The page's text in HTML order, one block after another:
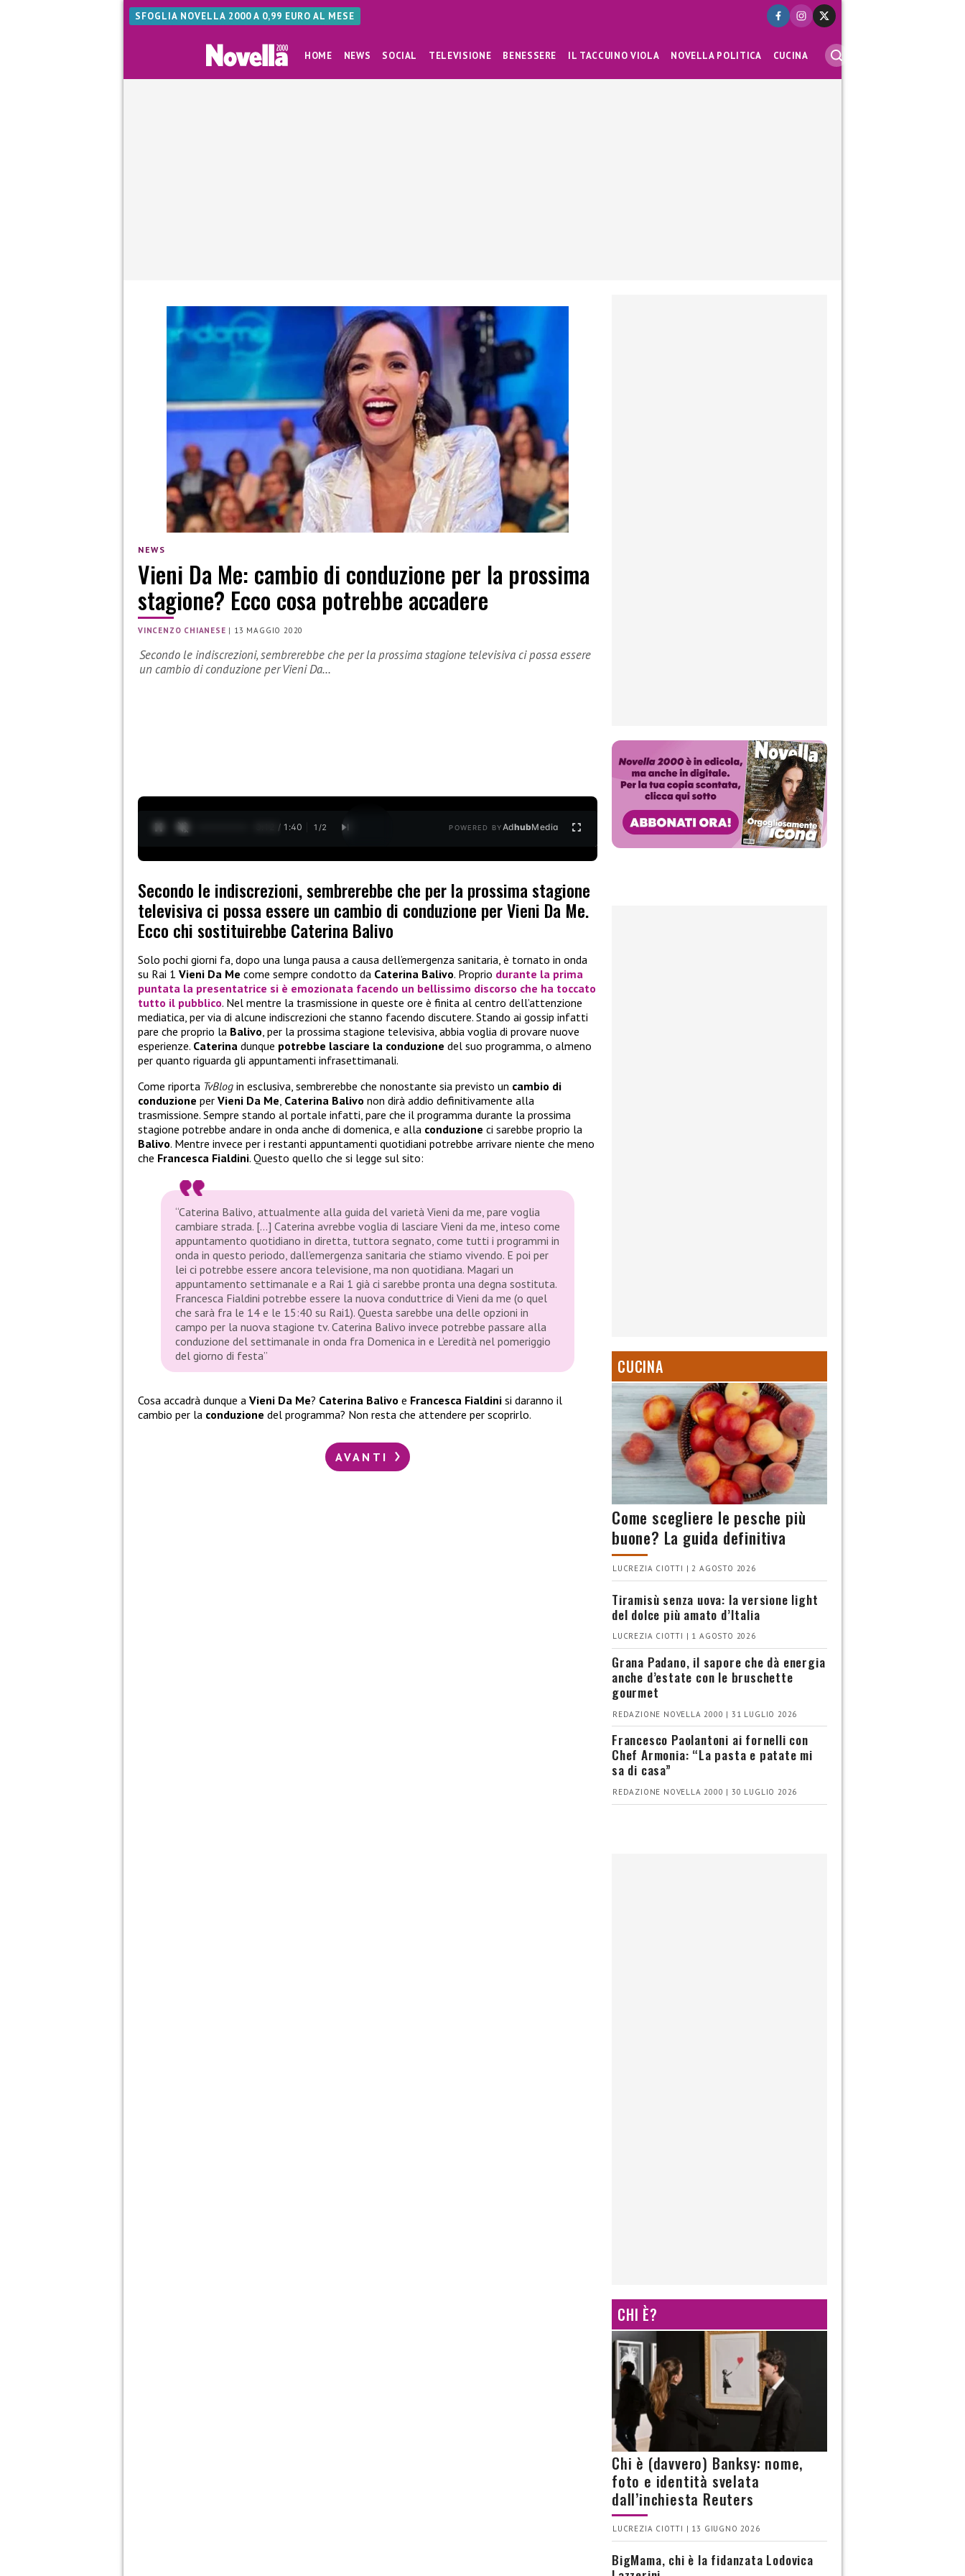
SFOGLIA NOVELLA 2000 A 0,99 EURO AL MESE
HOME NEWS SOCIAL TELEVISIONE BENESSERE IL TACCUINO VIOLA NOVELLA POLITICA CUCINA
NEWS
Vieni Da Me: cambio di conduzione per la prossima
stagione? Ecco cosa potrebbe accadere
VINCENZO CHIANESE | 13 MAGGIO 2020
Secondo le indiscrezioni, sembrerebbe che per la prossima stagione televisiva ci possa essere
un cambio di conduzione per Vieni Da…
0:13 / 1:40 1 /2 POWERED BYAdhubMedia
Secondo le indiscrezioni, sembrerebbe che per la prossima stagione
televisiva ci possa essere un cambio di conduzione per Vieni Da Me.
Ecco chi sostituirebbe Caterina Balivo
Solo pochi giorni fa, dopo una lunga pausa a causa dell’emergenza sanitaria, è tornato in onda
su Rai 1 Vieni Da Me come sempre condotto da Caterina Balivo. Proprio durante la prima
puntata la presentatrice si è emozionata facendo un bellissimo discorso che ha toccato
tutto il pubblico. Nel mentre la trasmissione in queste ore è finita al centro dell’attenzione
mediatica, per via di alcune indiscrezioni che stanno facendo discutere. Stando ai gossip infatti
pare che proprio la Balivo, per la prossima stagione televisiva, abbia voglia di provare nuove
esperienze. Caterina dunque potrebbe lasciare la conduzione del suo programma, o almeno
per quanto riguarda gli appuntamenti infrasettimanali.
Come riporta TvBlog in esclusiva, sembrerebbe che nonostante sia previsto un cambio di
conduzione per Vieni Da Me, Caterina Balivo non dirà addio definitivamente alla
trasmissione. Sempre stando al portale infatti, pare che il programma durante la prossima
stagione potrebbe andare in onda anche di domenica, e alla conduzione ci sarebbe proprio la
Balivo. Mentre invece per i restanti appuntamenti quotidiani potrebbe arrivare niente che meno
che Francesca Fialdini. Questo quello che si legge sul sito:
“Caterina Balivo, attualmente alla guida del varietà Vieni da me, pare voglia
cambiare strada. […] Caterina avrebbe voglia di lasciare Vieni da me, inteso come
appuntamento quotidiano in diretta, tuttora segnato, come tutti i programmi in
onda in questo periodo, dall’emergenza sanitaria che stiamo vivendo. E poi per
lei ci potrebbe essere ancora televisione, ma non quotidiana. Magari un
appuntamento settimanale e a Rai 1 già ci sarebbe pronta una degna sostituta.
Francesca Fialdini potrebbe essere la nuova conduttrice di Vieni da me (o quel
che sarà fra le 14 e le 15:40 su Rai1). Questa sarebbe una delle opzioni in
campo per la nuova stagione tv. Caterina Balivo invece potrebbe passare alla
conduzione del settimanale in onda fra Domenica in e L’eredità nel pomeriggio
del giorno di festa”
Cosa accadrà dunque a Vieni Da Me? Caterina Balivo e Francesca Fialdini si daranno il
cambio per la conduzione del programma? Non resta che attendere per scoprirlo.
AVANTI
CUCINA
Come scegliere le pesche più
buone? La guida definitiva
LUCREZIA CIOTTI | 2 AGOSTO 2026
Tiramisù senza uova: la versione light
del dolce più amato d’Italia
LUCREZIA CIOTTI | 1 AGOSTO 2026
Grana Padano, il sapore che dà energia
anche d’estate con le bruschette
gourmet
REDAZIONE NOVELLA 2000 | 31 LUGLIO 2026
Francesco Paolantoni ai fornelli con
Chef Armonia: “La pasta e patate mi
sa di casa”
REDAZIONE NOVELLA 2000 | 30 LUGLIO 2026
CHI È?
Chi è (davvero) Banksy: nome,
foto e identità svelata
dall’inchiesta Reuters
LUCREZIA CIOTTI | 13 GIUGNO 2026
BigMama, chi è la fidanzata Lodovica